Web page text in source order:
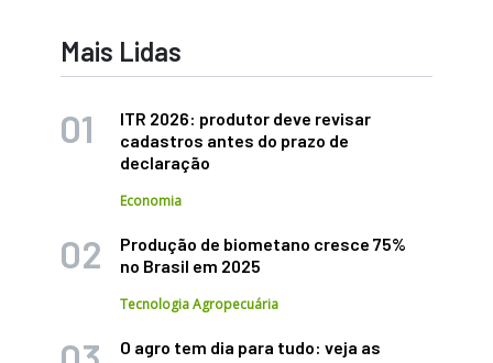
Mais Lidas
ITR 2026: produtor deve revisar
cadastros antes do prazo de
declaração
Economia
Produção de biometano cresce 75%
no Brasil em 2025
Tecnologia Agropecuária
O agro tem dia para tudo: veja as